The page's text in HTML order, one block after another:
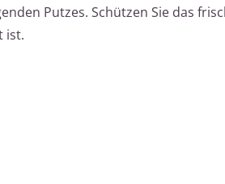
Putzes. Schützen Sie das
ist.